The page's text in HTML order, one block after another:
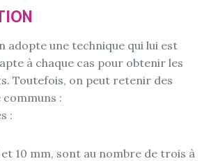
adopte une technique qui lui est
à chaque cas pour obtenir les
Toutefois, on peut retenir des
communs :
:
10 mm, sont au nombre de trois à